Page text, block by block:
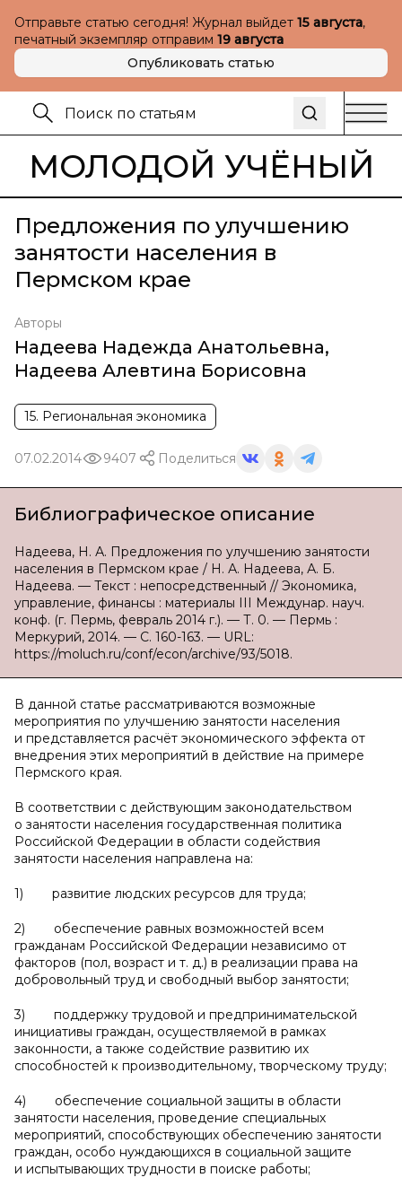
Отправьте статью сегодня! Журнал выйдет 15 августа,
печатный экземпляр отправим 19 августа
Опубликовать статью
МОЛОДОЙ УЧЁНЫЙ
Предложения по улучшению
занятости населения в
Пермском крае
Авторы
Надеева Надежда Анатольевна,
Надеева Алевтина Борисовна
15. Региональная экономика
07.02.2014 9407 Поделиться
Библиографическое описание
Надеева, Н. А. Предложения по улучшению занятости
населения в Пермском крае / Н. А. Надеева, А. Б.
Надеева. — Текст : непосредственный // Экономика,
управление, финансы : материалы III Междунар. науч.
конф. (г. Пермь, февраль 2014 г.). — Т. 0. — Пермь :
Меркурий, 2014. — С. 160-163. — URL:
https://moluch.ru/conf/econ/archive/93/5018.
В данной статье рассматриваются возможные
мероприятия по улучшению занятости населения
и представляется расчёт экономического эффекта от
внедрения этих мероприятий в действие на примере
Пермского края.
В соответствии с действующим законодательством
о занятости населения государственная политика
Российской Федерации в области содействия
занятости населения направлена на:
1) развитие людских ресурсов для труда;
2) обеспечение равных возможностей всем
гражданам Российской Федерации независимо от
факторов (пол, возраст и т. д.) в реализации права на
добровольный труд и свободный выбор занятости;
3) поддержку трудовой и предпринимательской
инициативы граждан, осуществляемой в рамках
законности, а также содействие развитию их
способностей к производительному, творческому труду;
4) обеспечение социальной защиты в области
занятости населения, проведение специальных
мероприятий, способствующих обеспечению занятости
граждан, особо нуждающихся в социальной защите
и испытывающих трудности в поиске работы;